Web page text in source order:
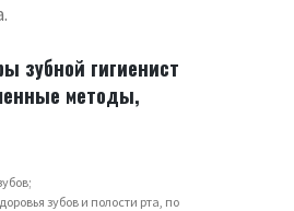
зубной гигиенист
методы,
зубов и полости рта, по